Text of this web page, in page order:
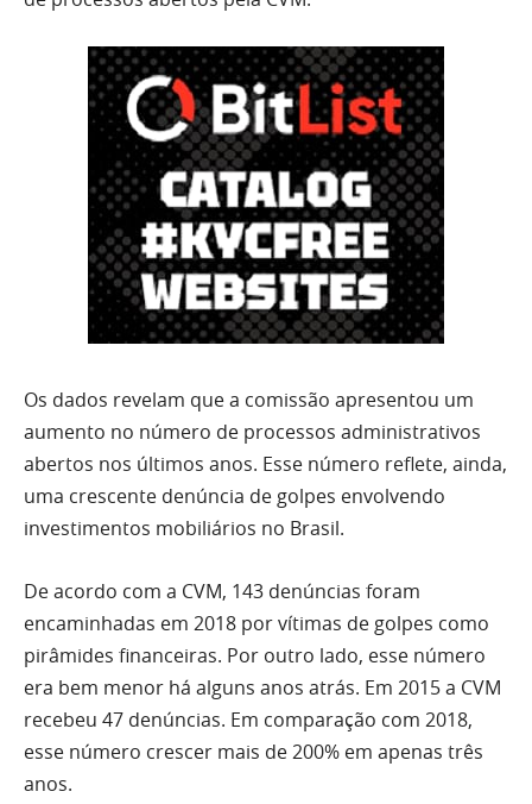
Os dados revelam que a comissão apresentou um
aumento no número de processos administrativos
abertos nos últimos anos. Esse número reflete, ainda,
uma crescente denúncia de golpes envolvendo
investimentos mobiliários no Brasil.
De acordo com a CVM, 143 denúncias foram
encaminhadas em 2018 por vítimas de golpes como
pirâmides financeiras. Por outro lado, esse número
era bem menor há alguns anos atrás. Em 2015 a CVM
recebeu 47 denúncias. Em comparação com 2018,
esse número crescer mais de 200% em apenas três
anos.